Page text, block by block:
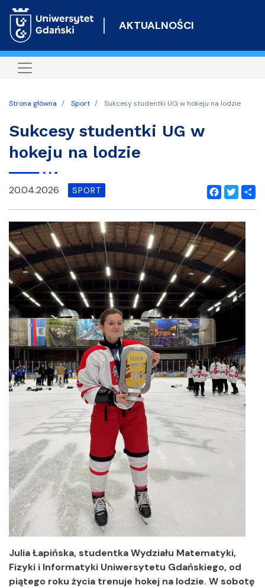
do
AKTUALNOŚCI
Strona główna Sport Sukcesy studentki UG w hokeju na lodzie
Sukcesy studentki UG w
hokeju na lodzie
Facebook
Twitter
20.04.2026 SPORT
Julia Łapińska, studentka Wydziału Matematyki,
Fizyki i Informatyki Uniwersytetu Gdańskiego, od
piątego roku życia trenuje hokej na lodzie. W sobotę